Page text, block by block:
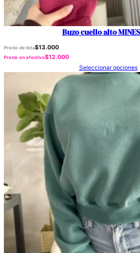
Buzo cuello alto
Precio de lista$13.000
Precio en efectivo$12.000
Seleccionar opciones